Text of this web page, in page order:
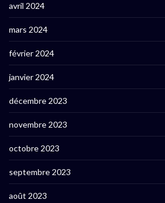
avril 2024
mars 2024
février 2024
janvier 2024
décembre 2023
novembre 2023
octobre 2023
septembre 2023
août 2023